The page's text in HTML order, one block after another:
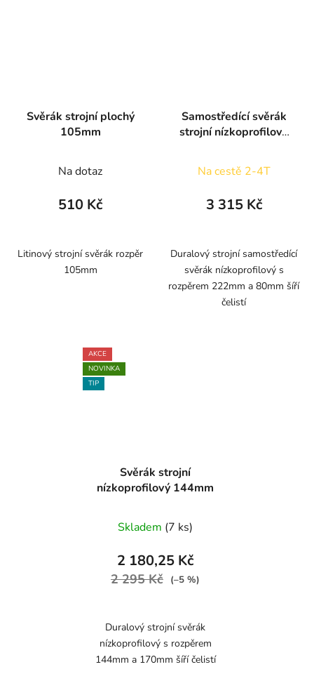
Svěrák strojní plochý
105mm
Na dotaz
510 Kč
Litinový strojní svěrák rozpěr
105mm
Samostředící svěrák
strojní nízkoprofilový
Na cestě 2-4T
3 315 Kč
Duralový strojní samostředící
svěrák nízkoprofilový s
rozpěrem 222mm a 80mm šíří
čelistí
AKCE
NOVINKA
TIP
Svěrák strojní
nízkoprofilový 144mm
Skladem (7 ks)
2 180,25 Kč
2 295 Kč (–5 %)
Duralový strojní svěrák
nízkoprofilový s rozpěrem
144mm a 170mm šíří čelistí